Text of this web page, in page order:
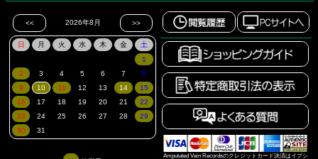
Amputated Vein Recordsのクレジットカード決済はイプシ